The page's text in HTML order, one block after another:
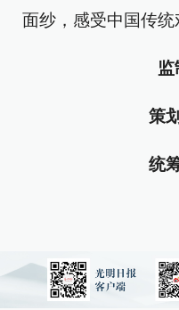
面纱，感受中国传统
策
统